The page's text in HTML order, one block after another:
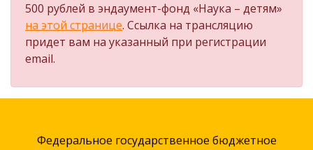
500 рублей в эндаумент-фонд «Наука – детям»
на этой странице. Ссылка на трансляцию
придет вам на указанный при регистрации
email.
Федеральное государственное бюджетное